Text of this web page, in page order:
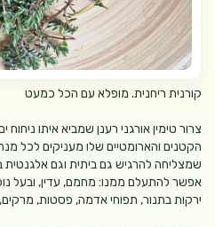
קורנית ריחנית. מופלא עם הכל כמעט
צרור טימין אורגני רענן שמביא איתו
הקטנים והארומטיים שלו מעניקים לכל
שמצליחה להרגיש גם ביתית וגם אלגנטית
אפשר להתעלם ממנו: מחמם, עדין, ובעל
ירקות בתנור, תפוחי אדמה, פסטות, מרקים,